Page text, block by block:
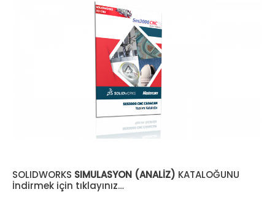
SOLIDWORKS SIMULASYON (ANALİZ) KATALOĞUNU
İndirmek için tıklayınız…